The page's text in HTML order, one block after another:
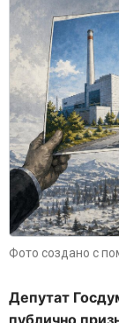
Фото создано с
Депутат
публично